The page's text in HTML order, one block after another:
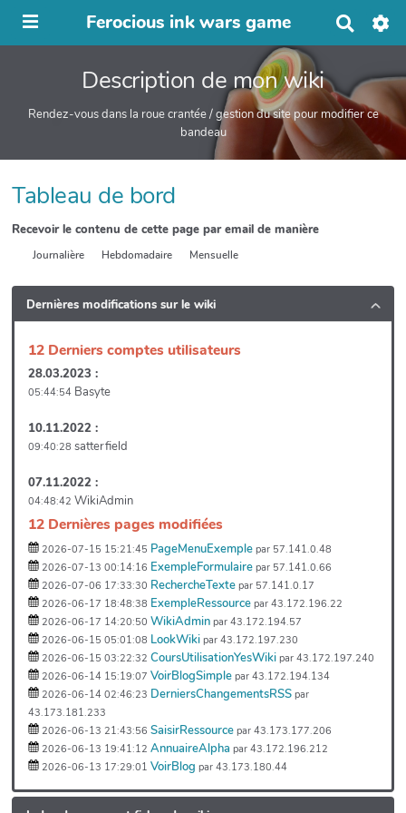
Ferocious ink wars game
e
r
c
e
Description de mon wiki
Rendez-vous dans la roue crantée / gestion du site pour modifier ce
bandeau
Tableau de bord
Recevoir le contenu de cette page par email de manière
Journalière Hebdomadaire Mensuelle
Dernières modifications sur le wiki
12 Derniers comptes utilisateurs
28.03.2023 :
05:44:54 Basyte
10.11.2022 :
09:40:28 satterfield
07.11.2022 :
04:48:42 WikiAdmin
12 Dernières pages modifiées
2026-07-15 15:21:45 PageMenuExemple par 57.141.0.48
2026-07-13 00:14:16 ExempleFormulaire par 57.141.0.66
2026-07-06 17:33:30 RechercheTexte par 57.141.0.17
2026-06-17 18:48:38 ExempleRessource par 43.172.196.22
2026-06-17 14:20:50 WikiAdmin par 43.172.194.57
2026-06-15 05:01:08 LookWiki par 43.172.197.230
2026-06-15 03:22:32 CoursUtilisationYesWiki par 43.172.197.240
2026-06-14 15:19:07 VoirBlogSimple par 43.172.194.134
2026-06-14 02:46:23 DerniersChangementsRSS par
43.173.181.233
2026-06-13 21:43:56 SaisirRessource par 43.173.177.206
2026-06-13 19:41:12 AnnuaireAlpha par 43.172.196.212
2026-06-13 17:29:01 VoirBlog par 43.173.180.44